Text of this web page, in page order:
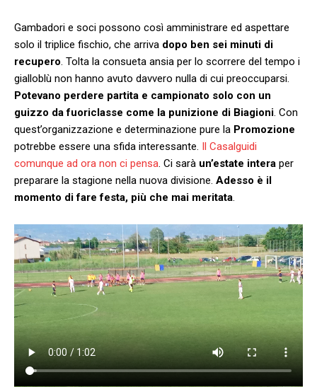
Gambadori e soci possono così amministrare ed aspettare
solo il triplice fischio, che arriva dopo ben sei minuti di
recupero. Tolta la consueta ansia per lo scorrere del tempo i
gialloblù non hanno avuto davvero nulla di cui preoccuparsi.
Potevano perdere partita e campionato solo con un
guizzo da fuoriclasse come la punizione di Biagioni. Con
quest’organizzazione e determinazione pure la Promozione
potrebbe essere una sfida interessante. Il Casalguidi
comunque ad ora non ci pensa. Ci sarà un’estate intera per
preparare la stagione nella nuova divisione. Adesso è il
momento di fare festa, più che mai meritata.